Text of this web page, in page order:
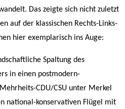
Das zeigte sich nicht zuletzt
auf der klassischen Rechts-Links-
hier exemplarisch ins Auge:
Spaltung des
in einen postmodern-
CDU/CSU unter Merkel
national-konservativen Flügel mit